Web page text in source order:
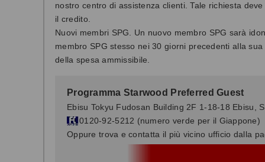
nostro centro di assistenza clienti. Tale richiesta
il credito.
Nuovi membri SPG. Un nuovo membro SPG sarà
membro SPG stesso nei 30 giorni precedenti alla
della spesa ammissibile.
Programma Starwood Preferred Guest
Ebisu Tokyu Fudosan Building 2F 1-18-18 Ebisu,
0120-92-5212 (numero verde per il Giappone)
Oppure trova e contatta il più vicino ufficio dalla